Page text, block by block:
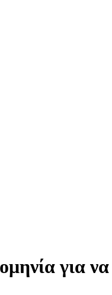
για